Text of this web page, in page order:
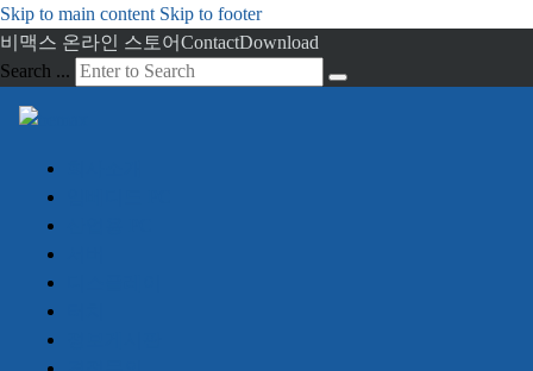
Skip to main content Skip to footer
비맥스 온라인 스토어ContactDownload
Search ...